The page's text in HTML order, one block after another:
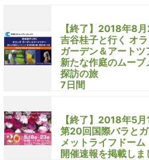
【終了】2018年8
吉谷桂子と行く オ
ガーデン＆アートツ
新たな作庭のムー
探訪の旅
7日間
【終了】2018年5
第20回国際バラと
メットライフドーム
開催速報を掲載しま